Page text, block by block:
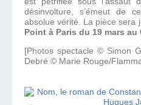
désinvolture, s’émeut de
absolue vérité. La pièce sera
Point à Paris du 19 mars au
[Photos spectacle © Simon
Debré © Marie Rouge/